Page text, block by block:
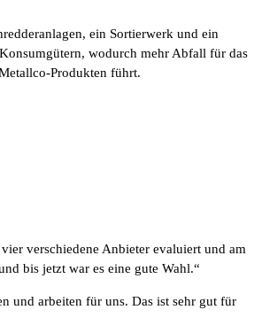
ein Sortierwerk und ein
wodurch mehr Abfall für das
Produkten führt.
verschiedene Anbieter evaluiert und am
bis jetzt war es eine gute Wahl.“
und arbeiten für uns. Das ist sehr gut für